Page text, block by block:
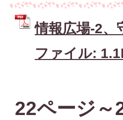
情報広場-2、
ファイル:
22ページ～